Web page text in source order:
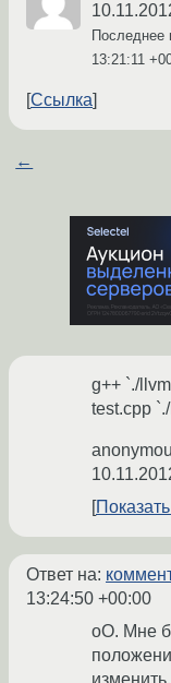
Последнее
13:21:11
Ссылка
←
g++ `./
test.cpp
Ответ на:
13:24:50 +00:00
оО. Мне